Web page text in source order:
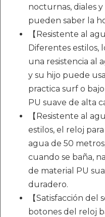
nocturnas, diales
pueden saber la
【Resistente al
Diferentes estilos,
una resistencia al
y su hijo puede
practica surf o
PU suave de alta
【Resistente al
estilos, el reloj
agua de 50
cuando se baña,
de material PU
duradero.
【Satisfacción del
botones del reloj